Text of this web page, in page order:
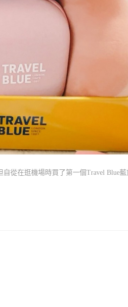
從在逛機場時買了第一個Travel Blue